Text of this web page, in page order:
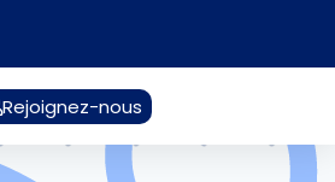
Rejoignez-nous